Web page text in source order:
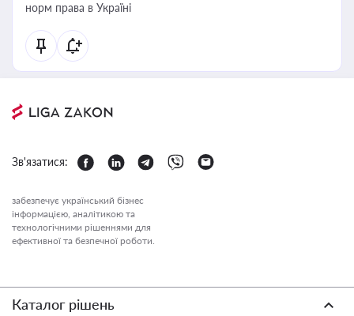
норм права в Україні
Зв'язатися:
забезпечує український бізнес
інформацією, аналітикою та
технологічними рішеннями для
ефективної та безпечної роботи.
Каталог рішень